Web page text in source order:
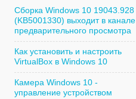
Сборка Windows 10 19043.928
(KB5001330) выходит в канале
предварительного просмотра
Как установить и настроить
VirtualBox в Windows 10
Камера Windows 10 -
управление устройством